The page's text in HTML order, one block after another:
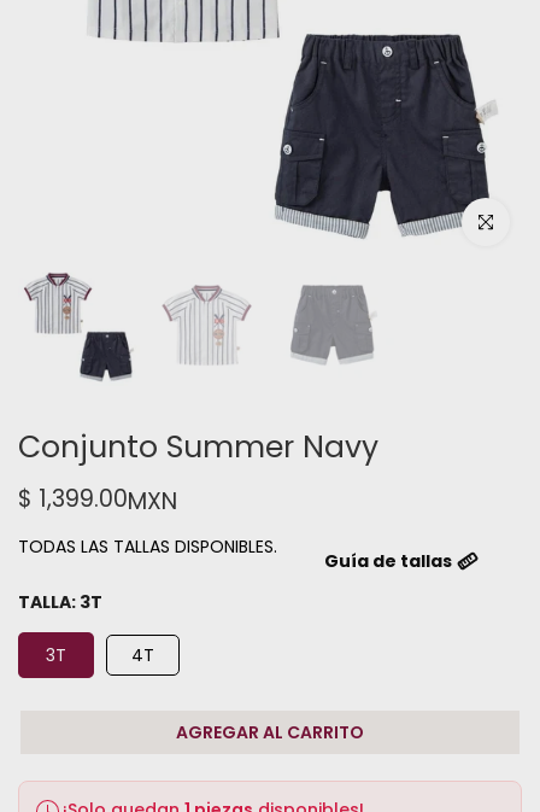
Haz clic
Conjunto Summer Navy
$ 1,399.00MXN
TODAS LAS TALLAS DISPONIBLES.
Guía de tallas
TALLA: 3T
3T 4T
AGREGAR AL CARRITO